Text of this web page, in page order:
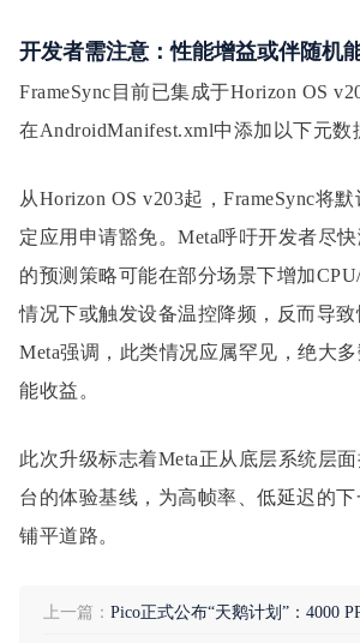
开发者需注意：性能增益或伴随机
FrameSync目前已集成于Horizon OS
在AndroidManifest.xml中添加以下元数
从Horizon OS v203起，FrameSync将
定应用申请豁免。Meta呼吁开发者尽
的预测策略可能在部分场景下增加
情况下或触发设备温控降频，反而导
Meta强调，此类情况应属罕见，绝大
能收益。
此次升级标志着Meta正从底层系统层
台的体验基线，为高帧率、低延迟的下
铺平道路。
上一篇： Pico正式公布“天鹅计划”：4000 PPI微OLED + 自研视